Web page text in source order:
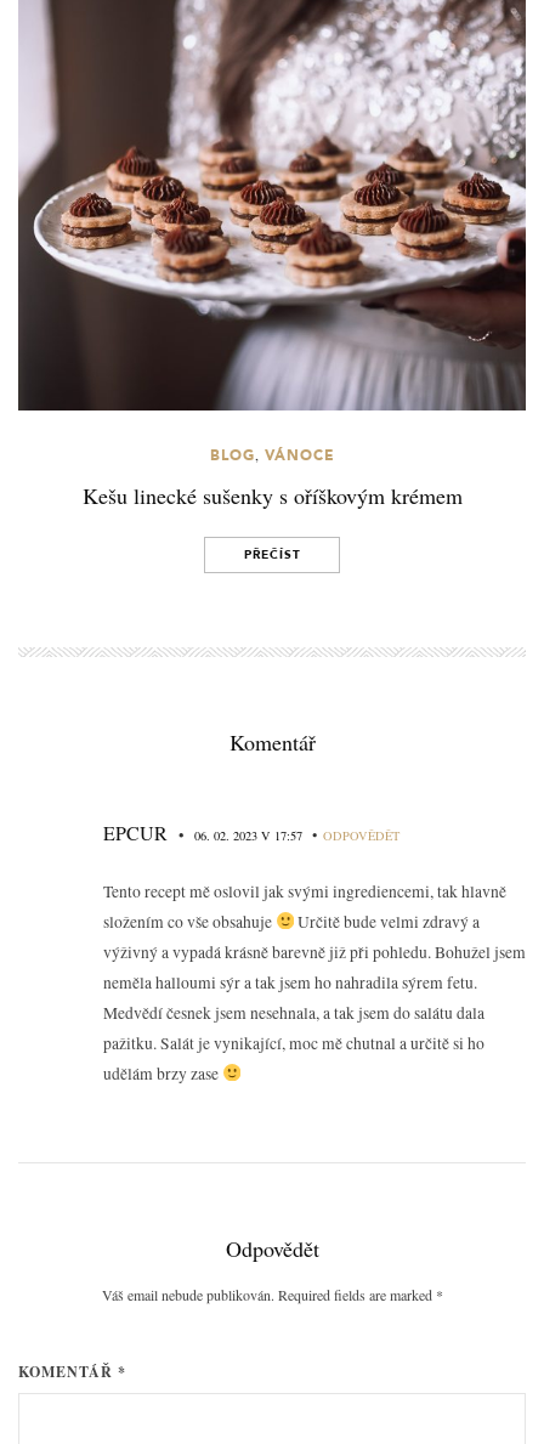
BLOG, VÁNOCE
Kešu linecké sušenky s oříškovým krémem
PŘEČÍST
Komentář
EPCUR • 06. 02. 2023 V 17:57 • ODPOVĚDĚT
Tento recept mě oslovil jak svými ingrediencemi, tak hlavně
složením co vše obsahuje
Určitě bude velmi zdravý a
výživný a vypadá krásně barevně již při pohledu. Bohužel jsem
neměla halloumi sýr a tak jsem ho nahradila sýrem fetu.
Medvědí česnek jsem nesehnala, a tak jsem do salátu dala
pažitku. Salát je vynikající, moc mě chutnal a určitě si ho
udělám brzy zase
Odpovědět
Váš email nebude publikován. Required fields are marked *
KOMENTÁŘ *